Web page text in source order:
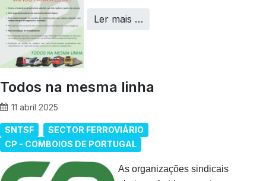
Ler mais …
Todos na mesma linha
11 abril 2025
SNTSF
SECTOR FERROVIÁRIO
CP - COMBOIOS DE PORTUGAL
As organizações sindicais